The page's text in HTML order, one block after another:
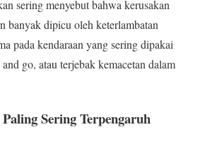
sering menyebut bahwa kerusakan
banyak dipicu oleh keterlambatan
pada kendaraan yang sering dipakai
go, atau terjebak kemacetan dalam
Sering Terpengaruh